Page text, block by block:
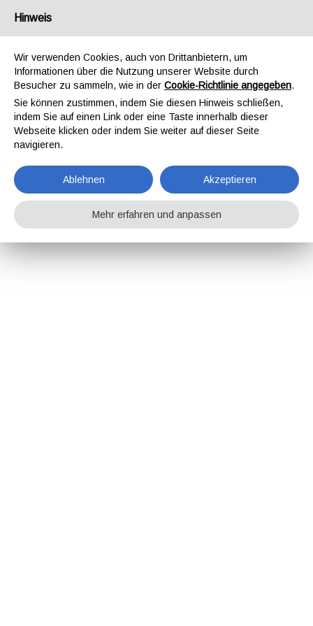
Hinweis
Wir verwenden Cookies, auch von Drittanbietern, um
Informationen über die Nutzung unserer Website durch
Besucher zu sammeln, wie in der Cookie-Richtlinie angegeben.
Sie können zustimmen, indem Sie diesen Hinweis schließen,
indem Sie auf einen Link oder eine Taste innerhalb dieser
Webseite klicken oder indem Sie weiter auf dieser Seite
navigieren.
Ablehnen Akzeptieren
Mehr erfahren und anpassen